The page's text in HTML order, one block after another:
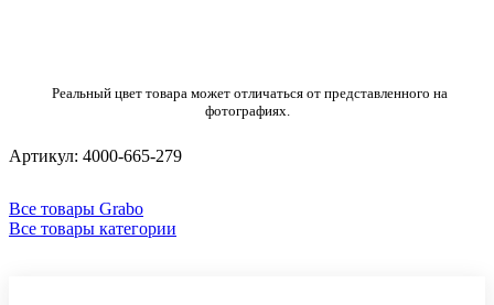
Реальный цвет товара может отличаться от представленного на
фотографиях.
Артикул: 4000-665-279
Все товары Grabo
Все товары категории